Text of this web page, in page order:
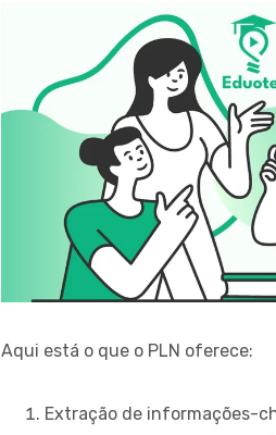
Aqui está o que o PLN oferece:
Extração de informações-